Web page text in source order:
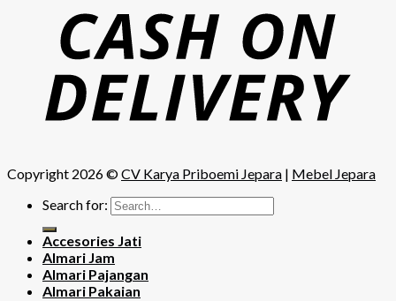
Copyright 2026 ©CV Karya Priboemi Jepara | Mebel Jepara
Search for:
Accesories Jati
Almari Jam
Almari Pajangan
Almari Pakaian